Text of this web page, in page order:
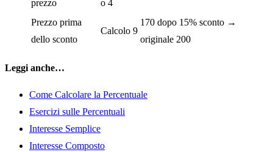
prezzo
o 4
Prezzo prima
dello sconto
Calcolo 9
170 dopo 15% sconto →
originale 200
Leggi anche…
Come Calcolare la Percentuale
Esercizi sulle Percentuali
Interesse Semplice
Interesse Composto